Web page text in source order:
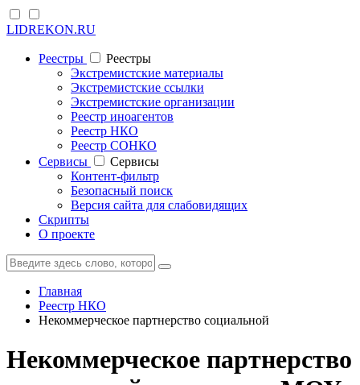
LIDREKON.RU
Реестры
Реестры
Экстремистские материалы
Экстремистские ссылки
Экстремистские организации
Реестр иноагентов
Реестр НКО
Реестр СОНКО
Cервисы
Cервисы
Контент-фильтр
Безопасный поиск
Версия сайта для слабовидящих
Скрипты
О проекте
Главная
Реестр НКО
Некоммерческое партнерство социальной
Некоммерческое партнерство